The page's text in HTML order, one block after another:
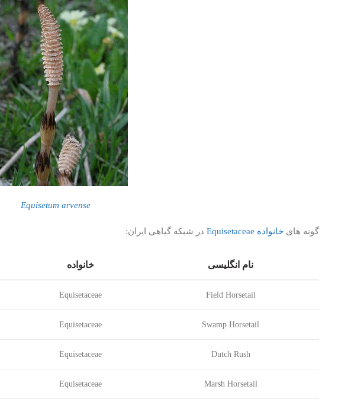
Equisetum arvense
گونه های خانواده Equisetaceae در شبکه گیاهی ایران:
نام انگلیسی خانواده
Field Horsetail
Equisetaceae
Swamp Horsetail
Equisetaceae
Dutch Rush
Equisetaceae
Marsh Horsetail
Equisetaceae